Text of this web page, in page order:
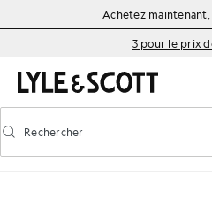
Aller directement au contenu
Informations sur l'accessibilité
Achetez
3 pour le prix
Activer/désactiver la recherche
Rechercher